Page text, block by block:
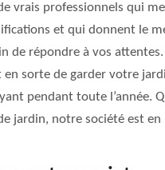
vrais professionnels qui
et qui donnent le
de répondre à vos attentes.
sorte de garder votre
pendant toute l’année.
jardin, notre société est en